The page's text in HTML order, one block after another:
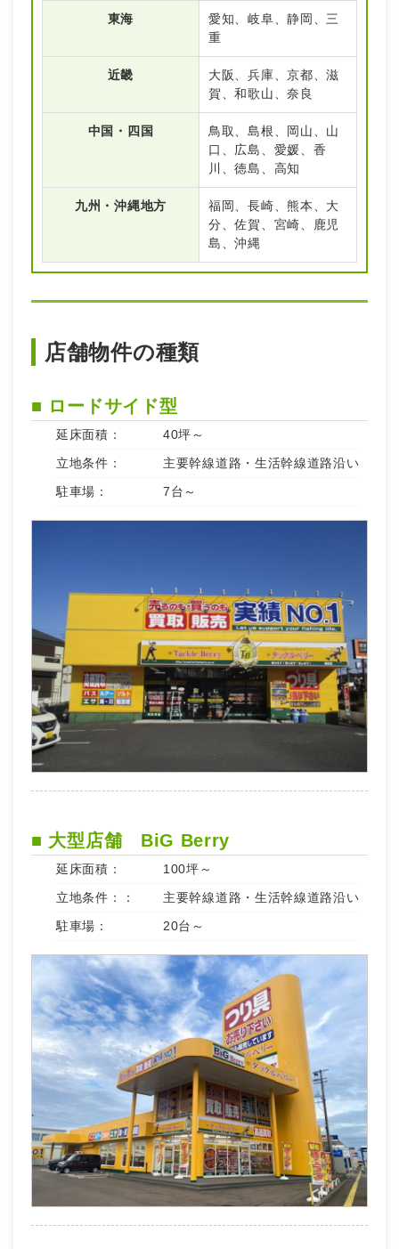
東海
愛知、岐阜、静岡、三
重
近畿
大阪、兵庫、京都、滋
賀、和歌山、奈良
中国・四国
鳥取、島根、岡山、山
口、広島、愛媛、香
川、徳島、高知
九州・沖縄地方
福岡、長崎、熊本、大
分、佐賀、宮崎、鹿児
島、沖縄
店舗物件の種類
■ ロードサイド型
延床面積：
40坪～
立地条件：
主要幹線道路・生活幹線道路沿い
駐車場：
7台～
■ 大型店舗 BiG Berry
延床面積：
100坪～
立地条件：：
主要幹線道路・生活幹線道路沿い
駐車場：
20台～